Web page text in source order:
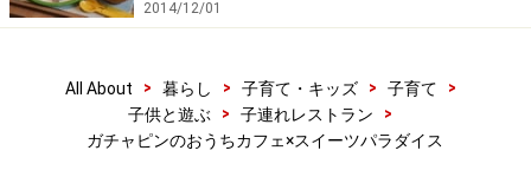
2014/12/01
All About > 暮らし > 子育て・キッズ > 子育て
>
子供と遊ぶ
> 子連れレストラン
>
ガチャピンのおうちカフェ×スイーツパラダイス